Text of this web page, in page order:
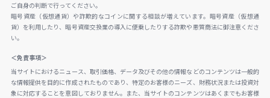
ご自身の判断で行ってください。
暗号資産（仮想通貨）や詐欺的なコインに関する相談が増えています。暗号資産（仮想通
貨）を利用したり、暗号資産交換業の導入に便乗したりする詐欺や悪質商法に御注意くださ
い。
＜免責事項＞
当サイトにおけるニュース、取引価格、データ及びその他の情報などのコンテンツは一般的
な情報提供を目的に作成されたものであり、特定のお客様のニーズ、財務状況または投資対
象に対応することを意図しておりません。また、当サイトのコンテンツはあくまでもお客様